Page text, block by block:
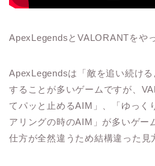
ApexLegendsとVALORANTをや
ApexLegendsは「敵を追い続け
することが多いゲームですが、
てパッと止めるAIM」、「ゆっく
アリングの時のAIM」が多いゲー
仕方が全然違うため結構違った見